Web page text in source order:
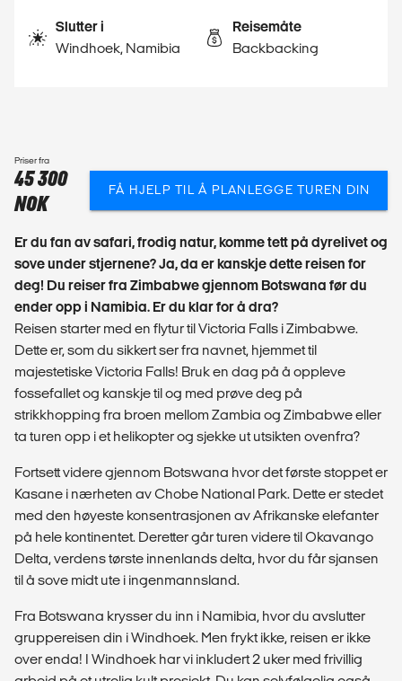
Slutter i
Windhoek, Namibia
Reisemåte
Backbacking
Priser fra
45 300
NOK
FÅ HJELP TIL Å PLANLEGGE TUREN DIN
Er du fan av safari, frodig natur, komme tett på dyrelivet og
sove under stjernene? Ja, da er kanskje dette reisen for
deg! Du reiser fra Zimbabwe gjennom Botswana før du
ender opp i Namibia. Er du klar for å dra?
Reisen starter med en flytur til Victoria Falls i Zimbabwe.
Dette er, som du sikkert ser fra navnet, hjemmet til
majestetiske Victoria Falls! Bruk en dag på å oppleve
fossefallet og kanskje til og med prøve deg på
strikkhopping fra broen mellom Zambia og Zimbabwe eller
ta turen opp i et helikopter og sjekke ut utsikten ovenfra?
Fortsett videre gjennom Botswana hvor det første stoppet er
Kasane i nærheten av Chobe National Park. Dette er stedet
med den høyeste konsentrasjonen av Afrikanske elefanter
på hele kontinentet. Deretter går turen videre til Okavango
Delta, verdens tørste innenlands delta, hvor du får sjansen
til å sove midt ute i ingenmannsland.
Fra Botswana krysser du inn i Namibia, hvor du avslutter
gruppereisen din i Windhoek. Men frykt ikke, reisen er ikke
over enda! I Windhoek har vi inkludert 2 uker med frivillig